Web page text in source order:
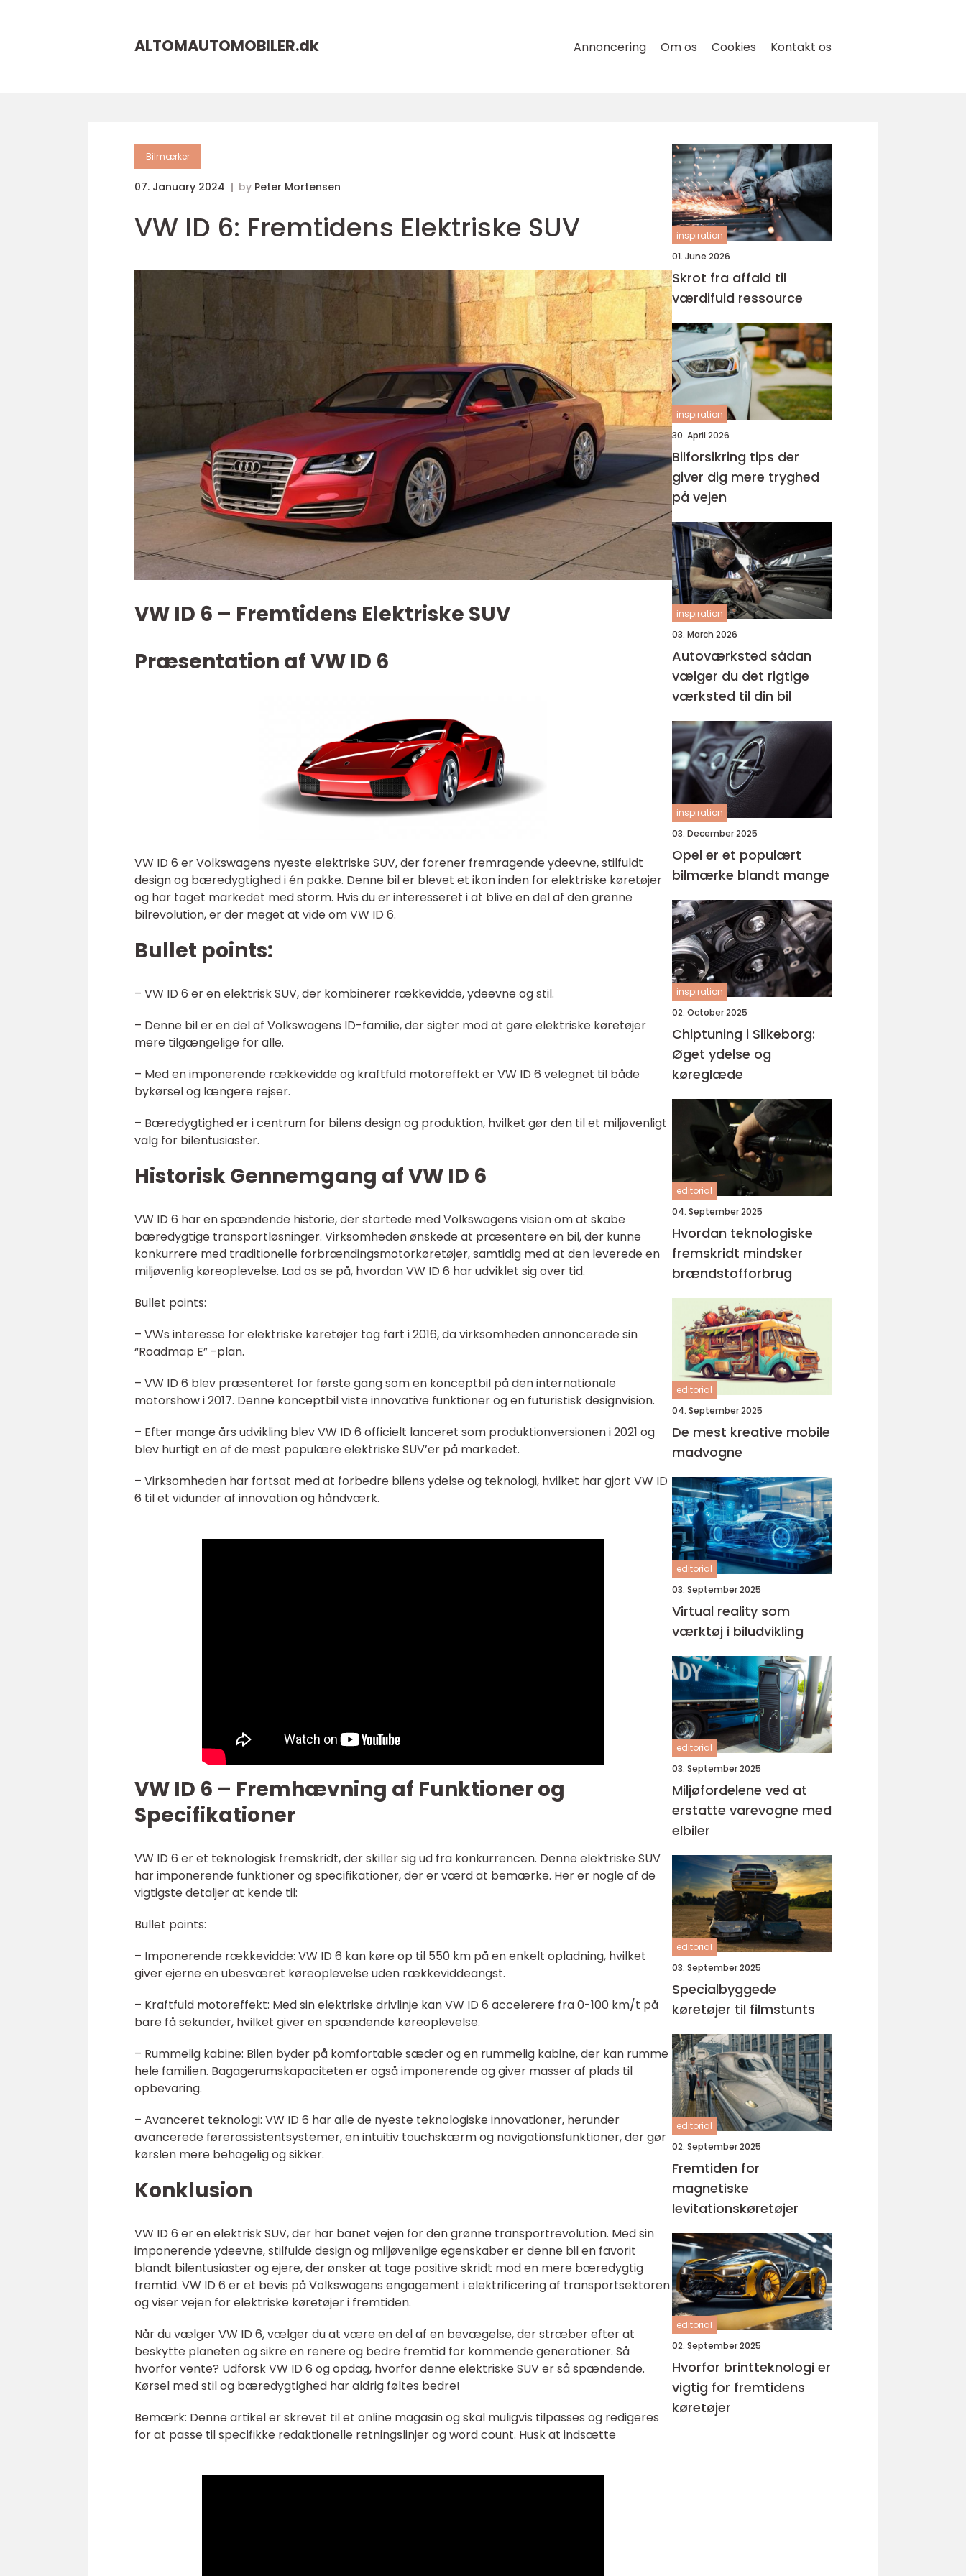
ALTOMAUTOMOBILER.dk Annoncering Om os Cookies Kontakt os
Bilmærker
07. January 2024 by Peter Mortensen
VW ID 6: Fremtidens Elektriske SUV
VW ID 6 – Fremtidens Elektriske SUV
Præsentation af VW ID 6
VW ID 6 er Volkswagens nyeste elektriske SUV, der forener fremragende ydeevne, stilfuldt
design og bæredygtighed i én pakke. Denne bil er blevet et ikon inden for elektriske køretøjer
og har taget markedet med storm. Hvis du er interesseret i at blive en del af den grønne
bilrevolution, er der meget at vide om VW ID 6.
Bullet points:
– VW ID 6 er en elektrisk SUV, der kombinerer rækkevidde, ydeevne og stil.
– Denne bil er en del af Volkswagens ID-familie, der sigter mod at gøre elektriske køretøjer
mere tilgængelige for alle.
– Med en imponerende rækkevidde og kraftfuld motoreffekt er VW ID 6 velegnet til både
bykørsel og længere rejser.
– Bæredygtighed er i centrum for bilens design og produktion, hvilket gør den til et miljøvenligt
valg for bilentusiaster.
Historisk Gennemgang af VW ID 6
VW ID 6 har en spændende historie, der startede med Volkswagens vision om at skabe
bæredygtige transportløsninger. Virksomheden ønskede at præsentere en bil, der kunne
konkurrere med traditionelle forbrændingsmotorkøretøjer, samtidig med at den leverede en
miljøvenlig køreoplevelse. Lad os se på, hvordan VW ID 6 har udviklet sig over tid.
Bullet points:
– VWs interesse for elektriske køretøjer tog fart i 2016, da virksomheden annoncerede sin
“Roadmap E” -plan.
– VW ID 6 blev præsenteret for første gang som en konceptbil på den internationale
motorshow i 2017. Denne konceptbil viste innovative funktioner og en futuristisk designvision.
– Efter mange års udvikling blev VW ID 6 officielt lanceret som produktionversionen i 2021 og
blev hurtigt en af de mest populære elektriske SUV’er på markedet.
– Virksomheden har fortsat med at forbedre bilens ydelse og teknologi, hvilket har gjort VW ID
6 til et vidunder af innovation og håndværk.
VW ID 6 – Fremhævning af Funktioner og
Specifikationer
VW ID 6 er et teknologisk fremskridt, der skiller sig ud fra konkurrencen. Denne elektriske SUV
har imponerende funktioner og specifikationer, der er værd at bemærke. Her er nogle af de
vigtigste detaljer at kende til:
Bullet points:
– Imponerende rækkevidde: VW ID 6 kan køre op til 550 km på en enkelt opladning, hvilket
giver ejerne en ubesværet køreoplevelse uden rækkeviddeangst.
– Kraftfuld motoreffekt: Med sin elektriske drivlinje kan VW ID 6 accelerere fra 0-100 km/t på
bare få sekunder, hvilket giver en spændende køreoplevelse.
– Rummelig kabine: Bilen byder på komfortable sæder og en rummelig kabine, der kan rumme
hele familien. Bagagerumskapaciteten er også imponerende og giver masser af plads til
opbevaring.
– Avanceret teknologi: VW ID 6 har alle de nyeste teknologiske innovationer, herunder
avancerede førerassistentsystemer, en intuitiv touchskærm og navigationsfunktioner, der gør
kørslen mere behagelig og sikker.
Konklusion
VW ID 6 er en elektrisk SUV, der har banet vejen for den grønne transportrevolution. Med sin
imponerende ydeevne, stilfulde design og miljøvenlige egenskaber er denne bil en favorit
blandt bilentusiaster og ejere, der ønsker at tage positive skridt mod en mere bæredygtig
fremtid. VW ID 6 er et bevis på Volkswagens engagement i elektrificering af transportsektoren
og viser vejen for elektriske køretøjer i fremtiden.
Når du vælger VW ID 6, vælger du at være en del af en bevægelse, der stræber efter at
beskytte planeten og sikre en renere og bedre fremtid for kommende generationer. Så
hvorfor vente? Udforsk VW ID 6 og opdag, hvorfor denne elektriske SUV er så spændende.
Kørsel med stil og bæredygtighed har aldrig føltes bedre!
Bemærk: Denne artikel er skrevet til et online magasin og skal muligvis tilpasses og redigeres
for at passe til specifikke redaktionelle retningslinjer og word count. Husk at indsætte
inspiration
01. June 2026
Skrot fra affald til
værdifuld ressource
inspiration
30. April 2026
Bilforsikring tips der
giver dig mere tryghed
på vejen
inspiration
03. March 2026
Autoværksted sådan
vælger du det rigtige
værksted til din bil
inspiration
03. December 2025
Opel er et populært
bilmærke blandt mange
inspiration
02. October 2025
Chiptuning i Silkeborg:
Øget ydelse og
køreglæde
editorial
04. September 2025
Hvordan teknologiske
fremskridt mindsker
brændstofforbrug
editorial
04. September 2025
De mest kreative mobile
madvogne
editorial
03. September 2025
Virtual reality som
værktøj i biludvikling
editorial
03. September 2025
Miljøfordelene ved at
erstatte varevogne med
elbiler
editorial
03. September 2025
Specialbyggede
køretøjer til filmstunts
editorial
02. September 2025
Fremtiden for
magnetiske
levitationskøretøjer
editorial
02. September 2025
Hvorfor brintteknologi er
vigtig for fremtidens
køretøjer